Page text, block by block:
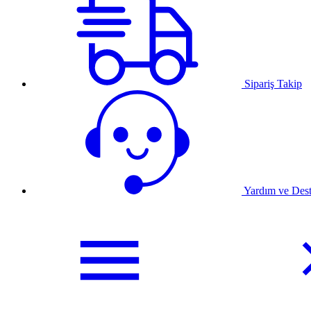
Sipariş Takip
Yardım ve